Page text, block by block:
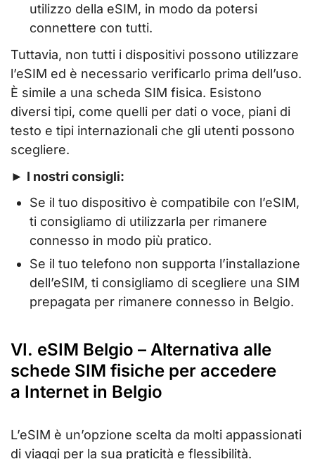
utilizzo della eSIM, in modo da potersi
connettere con tutti.
Tuttavia, non tutti i dispositivi possono utilizzare
l’eSIM ed è necessario verificarlo prima dell’uso.
È simile a una scheda SIM fisica. Esistono
diversi tipi, come quelli per dati o voce, piani di
testo e tipi internazionali che gli utenti possono
scegliere.
► I nostri consigli:
Se il tuo dispositivo è compatibile con l’eSIM,
ti consigliamo di utilizzarla per rimanere
connesso in modo più pratico.
Se il tuo telefono non supporta l’installazione
dell’eSIM, ti consigliamo di scegliere una SIM
prepagata per rimanere connesso in Belgio.
VI. eSIM Belgio – Alternativa alle
schede SIM fisiche per accedere
a Internet in Belgio
L’eSIM è un’opzione scelta da molti appassionati
di viaggi per la sua praticità e flessibilità.